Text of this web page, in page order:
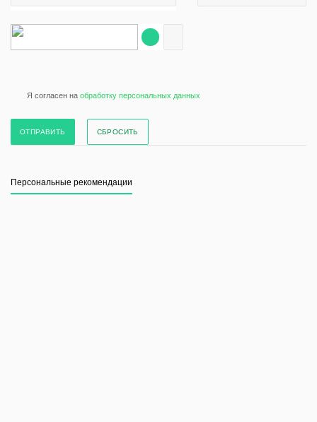
Я согласен на обработку персональных данных
СБРОСИТЬ
Персональные рекомендации